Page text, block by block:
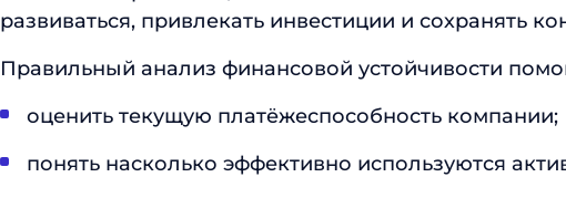
развиваться, привлекать инвестиции и сохранять
Правильный анализ финансовой устойчивости
оценить текущую платёжеспособность компании;
понять насколько эффективно используются